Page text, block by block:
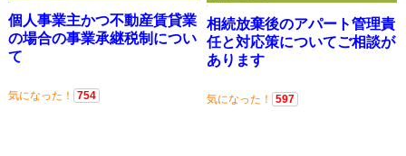
個人事業主かつ不動産賃貸業
の場合の事業承継税制につい
て
気になった！ 754
相続放棄後のアパート管理責
任と対応策についてご相談が
あります
気になった！ 597